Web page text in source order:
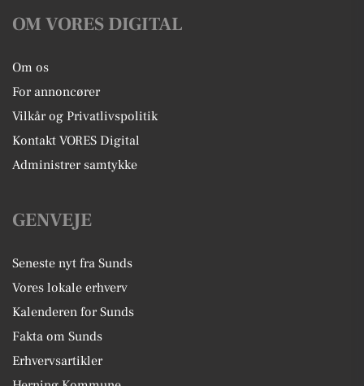
OM VORES DIGITAL
Om os
For annoncører
Vilkår og Privatlivspolitik
Kontakt VORES Digital
Administrer samtykke
GENVEJE
Seneste nyt fra Sunds
Vores lokale erhverv
Kalenderen for Sunds
Fakta om Sunds
Erhvervsartikler